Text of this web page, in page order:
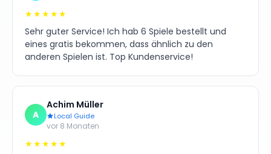
★★★★★
Sehr guter Service! Ich hab 6 Spiele bestellt und
eines gratis bekommen, dass ähnlich zu den
anderen Spielen ist. Top Kundenservice!
A
Achim Müller
Local Guide
vor 8 Monaten
★★★★★